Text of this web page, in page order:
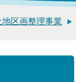
区画整理事業